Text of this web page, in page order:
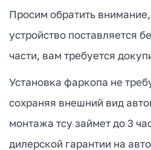
Просим обратить
устройство поставляется
части, вам требуется
Установка фаркопа не
сохраняя внешний вид
монтажа тсу займет до 3
дилерской гарантии на